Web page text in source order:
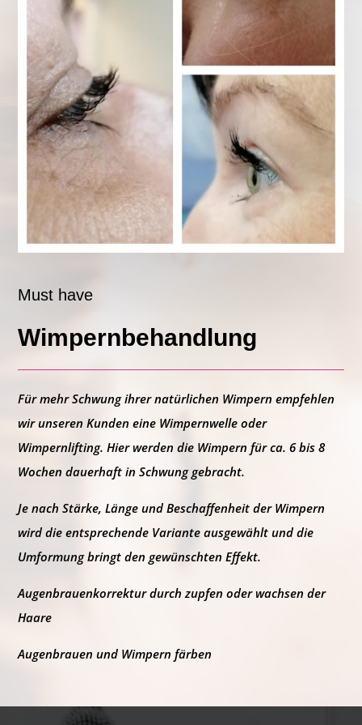
Must have
Wimpernbehandlung
Fürmehr Schwungihrer natürlichen Wimpern empfehlen
wir unseren Kunden eine Wimpernwelle oder
Wimpernlifting. Hier werden die Wimpern fürca. 6 bis 8
Wochen dauerhaft in Schwung gebracht.
Je nachStärke, Länge undBeschaffenheit der Wimpern
wird die entsprechende Variante ausgewählt und die
Umformung bringt den gewünschten Effekt.
Augenbrauenkorrekturdurch zupfen oder wachsen der
Haare
Augenbrauen und Wimpern färben